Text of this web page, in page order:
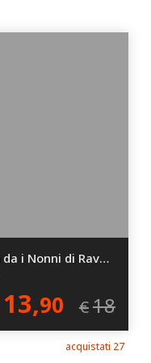
1/2 kg di Pasticceria Mignon da i Nonni di Ravenna!
13,90 €18
acquistati 27